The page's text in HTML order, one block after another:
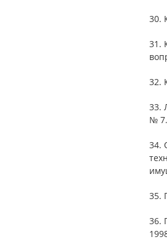
30.
31.
32.
33.
№ 7.
34.
35.
36.